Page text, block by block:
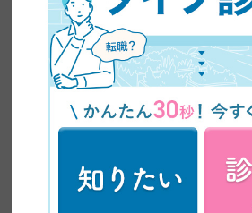
【超有益】平凡な主婦がビジネス
5ヶ月で60万円の副業収入を稼い
介が止まらない売り込み術がやば